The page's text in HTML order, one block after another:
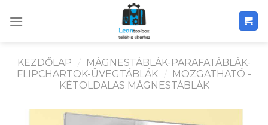
KEZDŐLAP /
MÁGNESTÁBLÁK-PARAFATÁBLÁK-
FLIPCHARTOK-ÜVEGTÁBLÁK /
MOZGATHATÓ -
KÉTOLDALAS MÁGNESTÁBLÁK